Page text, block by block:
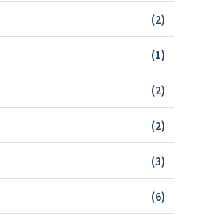
(2)
(1)
(2)
(2)
(3)
(6)